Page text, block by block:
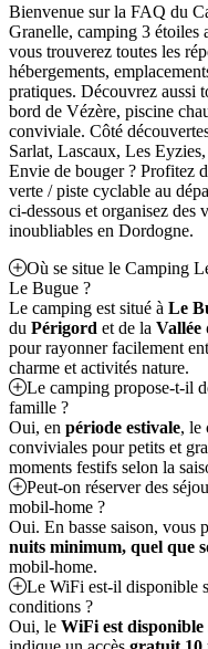
Bienvenue sur la FAQ du
Granelle, camping 3
vous trouverez toutes les
hébergements,
pratiques. Découvrez aussi
bord de Vézère, piscine
conviviale. Côté
Sarlat, Lascaux, Les
Envie de bouger ? Profitez
verte / piste cyclable au
ci-dessous et organisez
inoubliables en Dordogne.
Où se situe le Camping
Le Bugue ?
Le camping est situé à Le
du Périgord et de la Vallée
pour rayonner facilement
charme et activités nature.
Le camping propose-t-il
famille ?
Oui, en période estivale, le
conviviales pour petits et
moments festifs selon la
Peut-on réserver des
mobil-home ?
Oui. En basse saison, vous
nuits minimum, quel que
mobil-home.
Le WiFi est-il disponible
conditions ?
Oui, le WiFi est